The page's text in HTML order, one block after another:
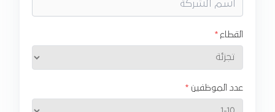
القطاع
عدد الموظفين